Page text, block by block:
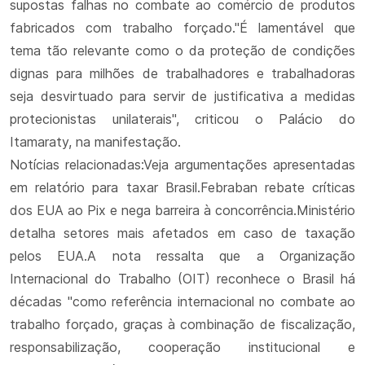
supostas falhas no combate ao comércio de produtos
fabricados com trabalho forçado."É lamentável que
tema tão relevante como o da proteção de condições
dignas para milhões de trabalhadores e trabalhadoras
seja desvirtuado para servir de justificativa a medidas
protecionistas unilaterais", criticou o Palácio do
Itamaraty, na manifestação.
Notícias relacionadas:Veja argumentações apresentadas
em relatório para taxar Brasil.Febraban rebate críticas
dos EUA ao Pix e nega barreira à concorrência.Ministério
detalha setores mais afetados em caso de taxação
pelos EUA.A nota ressalta que a Organização
Internacional do Trabalho (OIT) reconhece o Brasil há
décadas "como referência internacional no combate ao
trabalho forçado, graças à combinação de fiscalização,
responsabilização, cooperação institucional e